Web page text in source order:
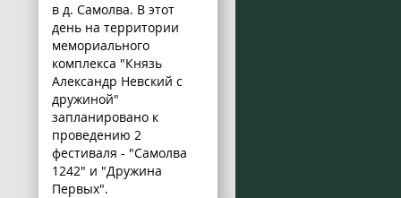
в д. Самолва. В этот
день на территории
мемориального
комплекса "Князь
Александр Невский с
дружиной"
запланировано к
проведению 2
фестиваля - "Самолва
1242" и "Дружина
Первых".